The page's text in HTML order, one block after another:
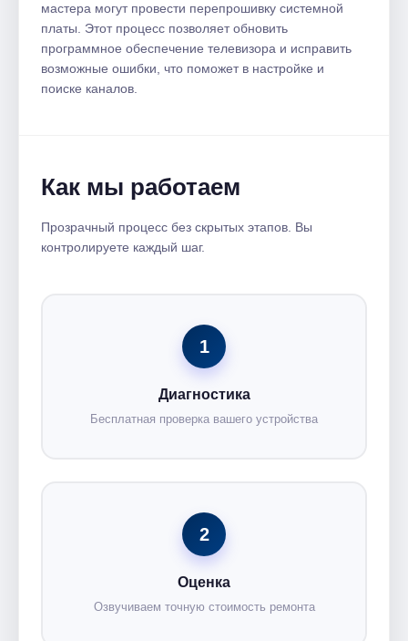
мастера могут провести перепрошивку системной
платы. Этот процесс позволяет обновить
программное обеспечение телевизора и исправить
возможные ошибки, что поможет в настройке и
поиске каналов.
Как мы работаем
Прозрачный процесс без скрытых этапов. Вы
контролируете каждый шаг.
1
Диагностика
Бесплатная проверка вашего устройства
2
Оценка
Озвучиваем точную стоимость ремонта